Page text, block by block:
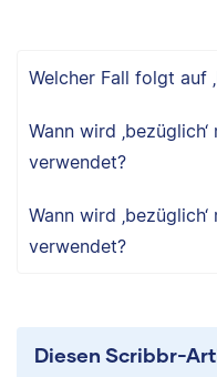
Welcher Fall folgt auf
Wann wird
verwendet?
Wann wird
verwendet?
Diesen Scribbr-